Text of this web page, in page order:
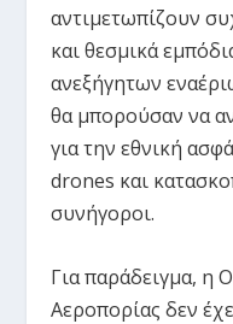
αντιμετωπίζουν
και θεσμικά
ανεξήγητων
θα μπορούσαν να
για την εθνική
drones και
συνήγοροι.
Για παράδειγμα, η
Αεροπορίαςδεν